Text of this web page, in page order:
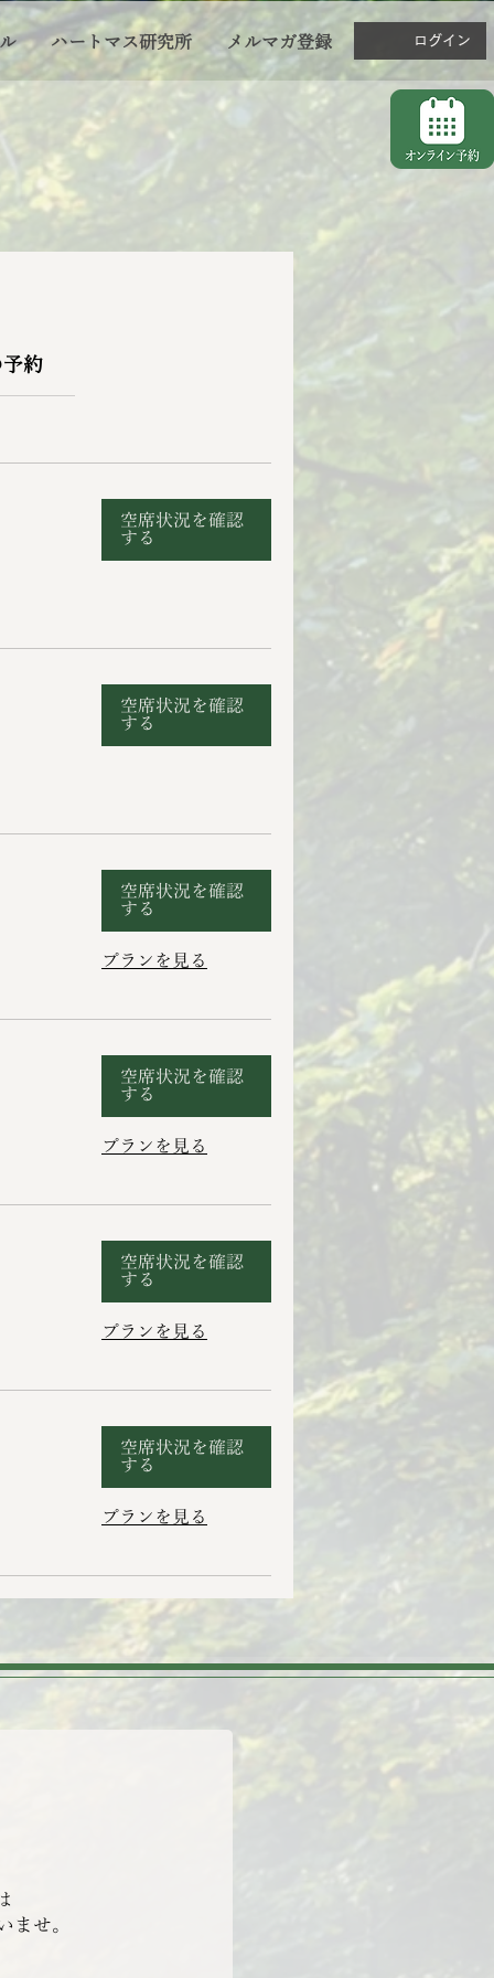
ハートマス研究所 メルマガ登録 ログイン
約
空席状況を確認
する
空席状況を確認
する
空席状況を確認
する
プランを見る
空席状況を確認
する
プランを見る
空席状況を確認
する
プランを見る
空席状況を確認
する
プランを見る
せ。